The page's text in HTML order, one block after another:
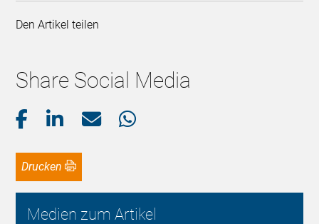
Den Artikel teilen
Share Social Media
Drucken
Medien zum Artikel